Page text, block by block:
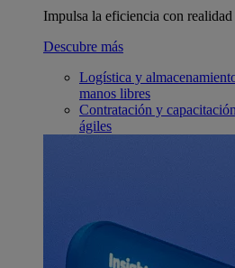
Impulsa la eficiencia con
Descubre más
Logística y
manos libres
Contratación y capacitación
ágiles